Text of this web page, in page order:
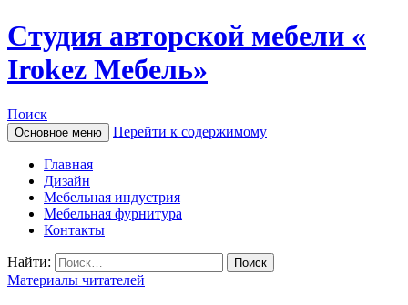
Студия авторской мебели «
Irokez Мебель»
Поиск
Основное меню Перейти к содержимому
Главная
Дизайн
Мебельная индустрия
Мебельная фурнитура
Контакты
Найти:
Материалы читателей